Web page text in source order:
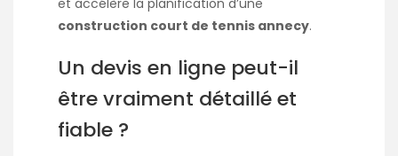
construction court de tennis annecy.
Un devis en ligne peut-il
être vraiment détaillé et
fiable ?